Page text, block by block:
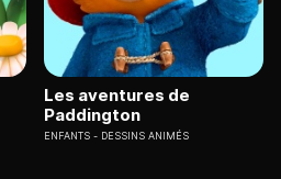
Les aventures de
Paddington
ENFANTS DESSINS ANIMÉS